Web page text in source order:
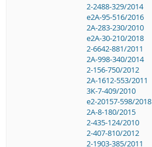
2-2488-329/2014
e2A-95-516/2016
2A-283-230/2010
e2A-30-210/2018
2-6642-881/2011
2A-998-340/2014
2-156-750/2012
2A-1612-553/2011
3K-7-409/2010
e2-20157-598/2018
2A-8-180/2015
2-435-124/2010
2-407-810/2012
2-1903-385/2011